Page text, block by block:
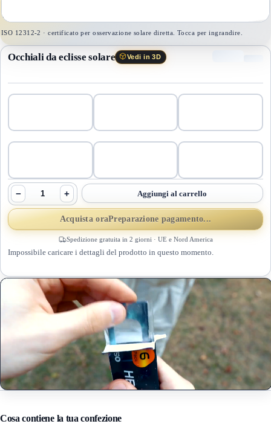
1
ISO 12312-2 · certificato per osservazione solare diretta. Tocca per ingrandire.
Occhiali da eclisse solare Vedi in 3D
− + Aggiungi al carrello
Acquista oraPreparazione pagamento...
Spedizione gratuita in 2 giorni · UE e Nord America
Impossibile caricare i dettagli del prodotto in questo momento.
Cosa contiene la tua confezione